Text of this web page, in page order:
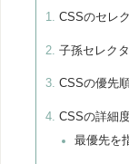
CSSのセレ
子孫セレク
CSSの優先
CSSの詳細
最優先を